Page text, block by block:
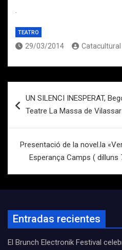
.
TEATRO
29/03/2014 Catacultural
de
UN SILENCI INESPERAT,
Teatre La Massa de
Presentació de la novel.la
Esperança Camps ( dilluns
Entradas recientes
El Brunch Electronik Festival